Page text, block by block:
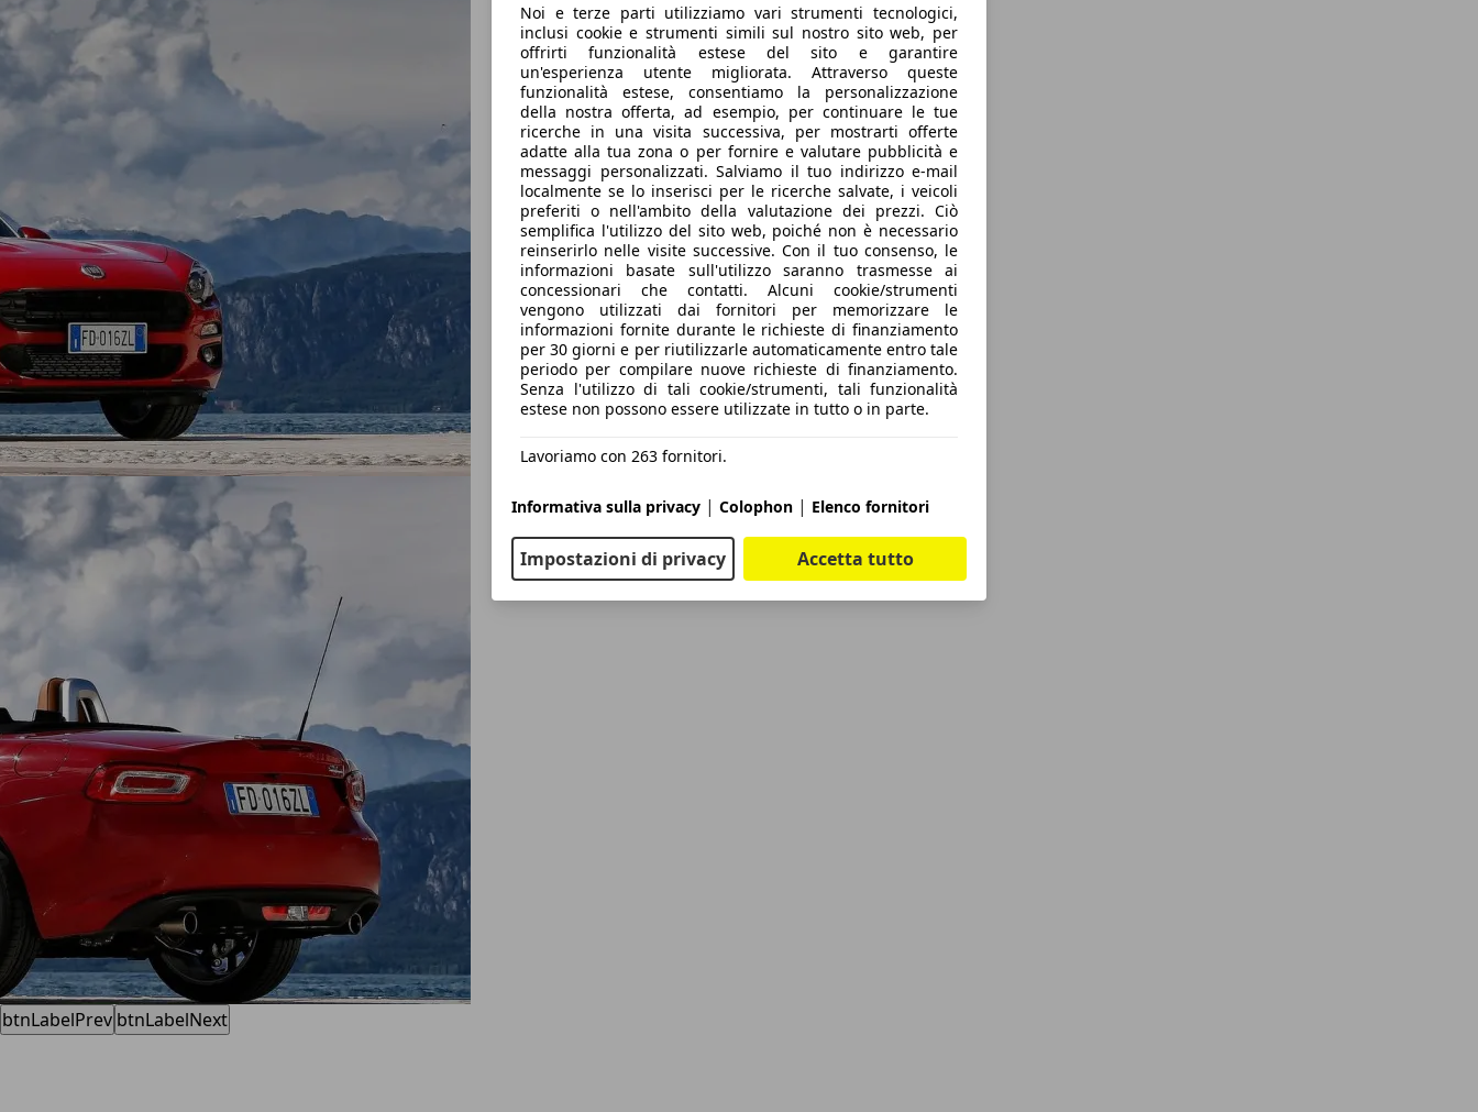
btnLabelPrev btnLabelNext
Noi e terze parti utilizziamo vari strumenti tecnologici,
inclusi cookie e strumenti simili sul nostro sito web, per
offrirti funzionalità estese del sito e garantire
un'esperienza utente migliorata. Attraverso queste
funzionalità estese, consentiamo la personalizzazione
della nostra offerta, ad esempio, per continuare le tue
ricerche in una visita successiva, per mostrarti offerte
adatte alla tua zona o per fornire e valutare pubblicità e
messaggi personalizzati. Salviamo il tuo indirizzo e-mail
localmente se lo inserisci per le ricerche salvate, i veicoli
preferiti o nell'ambito della valutazione dei prezzi. Ciò
semplifica l'utilizzo del sito web, poiché non è necessario
reinserirlo nelle visite successive. Con il tuo consenso, le
informazioni basate sull'utilizzo saranno trasmesse ai
concessionari che contatti. Alcuni cookie/strumenti
vengono utilizzati dai fornitori per memorizzare le
informazioni fornite durante le richieste di finanziamento
per 30 giorni e per riutilizzarle automaticamente entro tale
periodo per compilare nuove richieste di finanziamento.
Senza l'utilizzo di tali cookie/strumenti, tali funzionalità
estese non possono essere utilizzate in tutto o in parte.
Lavoriamo con 263 fornitori.
Informativa sulla privacy | Colophon | Elenco fornitori
Impostazioni di privacy Accetta tutto